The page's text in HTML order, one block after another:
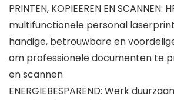
PRINTEN, KOPIEEREN EN SCANNEN:
multifunctionele personal
handige, betrouwbare en
om professionele documenten te
en scannen
ENERGIEBESPAREND: Werk